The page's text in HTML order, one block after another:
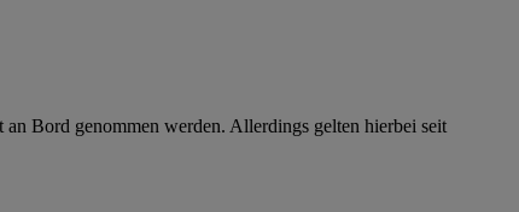
Bord genommen werden. Allerdings gelten hierbei seit